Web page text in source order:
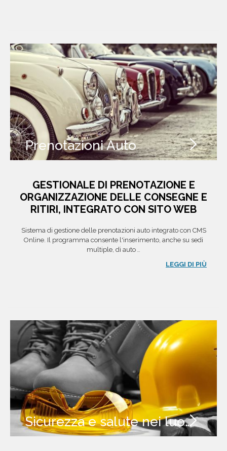
Prenotazioni Auto
GESTIONALE DI PRENOTAZIONE E
ORGANIZZAZIONE DELLE CONSEGNE E
RITIRI, INTEGRATO CON SITO WEB
Sistema di gestione delle prenotazioni auto integrato con CMS
Online. Il programma consente l'inserimento, anche su sedi
multiple, di auto
LEGGI DI PIÙ
Sicurezza e salute nei luoghi di lavoro